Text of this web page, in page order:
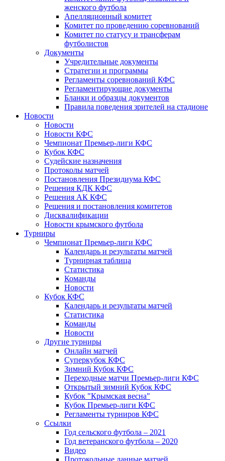
женского футбола
Апелляционный комитет
Комитет по проведению соревнований
Комитет по статусу и трансферам
футболистов
Документы
Учредительные документы
Стратегии и программы
Регламенты соревнований КФС
Регламентирующие документы
Бланки и образцы документов
Правила поведения зрителей на стадионе
Новости
Новости
Новости КФС
Чемпионат Премьер-лиги КФС
Кубок КФС
Судейские назначения
Протоколы матчей
Постановления Президиума КФС
Решения КДК КФС
Решения АК КФС
Решения и постановления комитетов
Дисквалификации
Новости крымского футбола
Турниры
Чемпионат Премьер-лиги КФС
Календарь и результаты матчей
Турнирная таблица
Статистика
Команды
Новости
Кубок КФС
Календарь и результаты матчей
Статистика
Команды
Новости
Другие турниры
Онлайн матчей
Суперкубок КФС
Зимний Кубок КФС
Переходные матчи Премьер-лиги КФС
Открытый зимний Кубок КФС
Кубок "Крымская весна"
Кубок Премьер-лиги КФС
Регламенты турниров КФС
Ссылки
Год сельского футбола – 2021
Год ветеранского футбола – 2020
Видео
Протокольные данные матчей